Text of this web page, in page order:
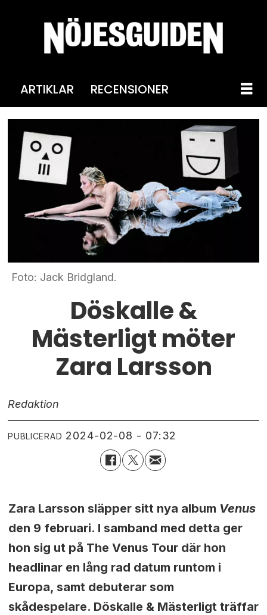
ARTIKLAR RECENSIONER
Foto: Jack Bridgland.
Döskalle &
Mästerligt möter
Zara Larsson
Redaktion
PUBLICERAD 2024-02-08 - 07:32
Zara Larsson släpper sitt nya album Venus
den 9 februari. I samband med detta ger
hon sig ut på The Venus Tour där hon
headlinar en lång rad datum runtom i
Europa, samt debuterar som
skådespelare. Döskalle & Mästerligt träffar